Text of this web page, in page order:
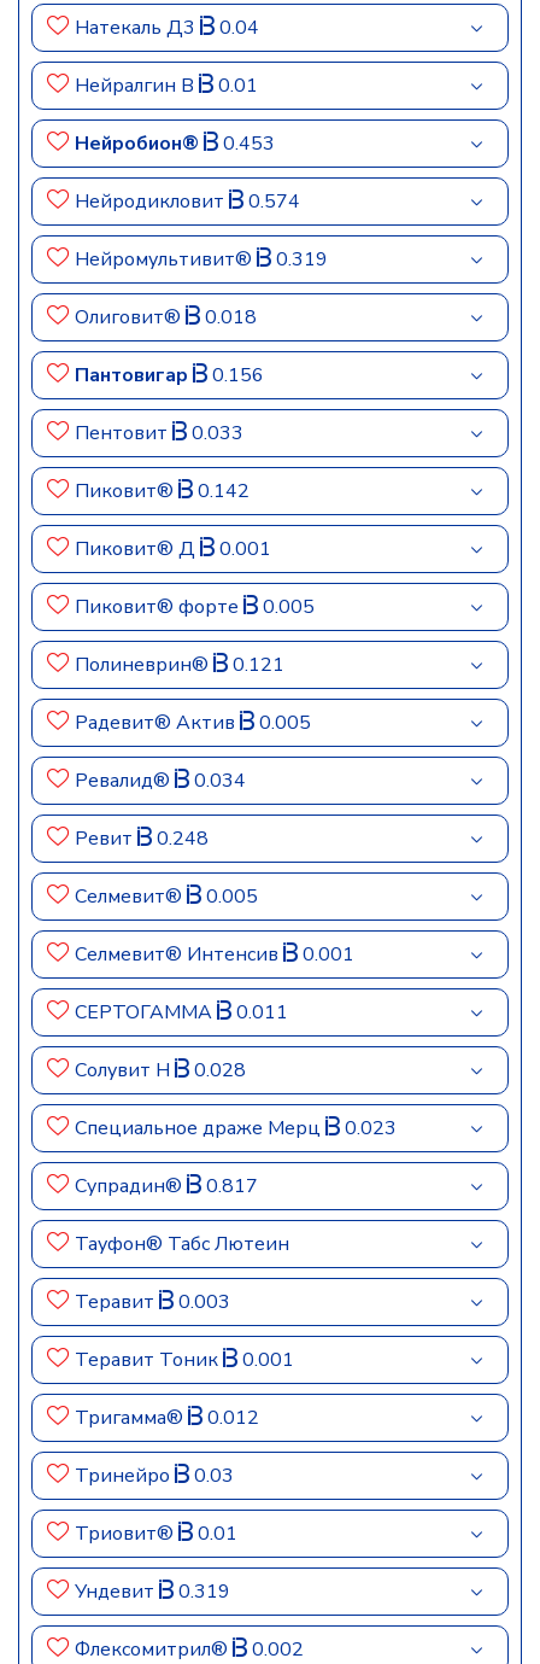
Натекаль Д3 0.04
Нейралгин В 0.01
Нейробион® 0.453
Нейродикловит 0.574
Нейромультивит® 0.319
Олиговит® 0.018
Пантовигар 0.156
Пентовит 0.033
Пиковит® 0.142
Пиковит® Д 0.001
Пиковит® форте 0.005
Полиневрин® 0.121
Радевит® Актив 0.005
Ревалид® 0.034
Ревит 0.248
Селмевит® 0.005
Селмевит® Интенсив 0.001
СЕРТОГАММА 0.011
Солувит Н 0.028
Специальное драже Мерц 0.023
Супрадин® 0.817
Тауфон® Табс Лютеин
Теравит 0.003
Теравит Тоник 0.001
Тригамма® 0.012
Тринейро 0.03
Триовит® 0.01
Ундевит 0.319
Флексомитрил® 0.002